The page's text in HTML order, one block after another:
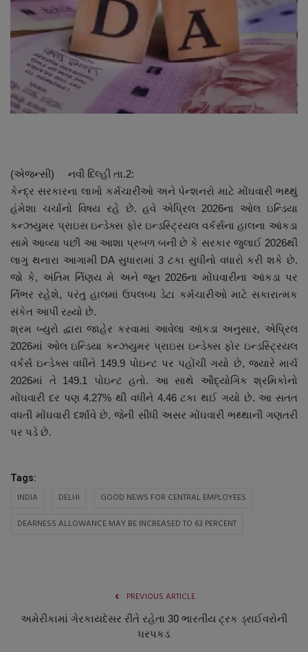
About Author
Contact
Dipotsav Special
આંતરરાષ્ટ્રીય
ગુજરાત
જુનાગઢ
Support US
બજારના સમાચાર
નાણાંકીય સમાચાર
સ્થાનિક સમાચાર
સ્પોર્ટ્સ
રાશિફળ
બોલિવૂડ
(એજન્સી) નવી દિલ્હી તા.2:
કેન્દ્ર સરકારના લાખો કર્મચારીઓ અને પેન્શનરો માટે મોંઘવારી ભથ્થું
હંમેશા ચર્ચાનો વિષય રહે છે. હવે એપ્રિલ 2026ના ઓલ ઇન્ડિયા
કન્ઝયુમર પ્રાઇસ ઇન્ડેક્સ ફોર ઇન્ડસ્ટ્રિયલ વર્કર્સના હાલના આંકડા
સામે આવ્યા પછી આ આશા પ્રબળ બની છે કે સરકાર જુલાઈ 2026થી
લાગુ થનારા આગામી DA સુધારામાં 3 ટકા સુધીનો વધારો કરી શકે છે.
જો કે, અંતિમ ર્નિણય મે અને જૂન 2026ના મોંઘવારીના આંકડા પર
ર્નિભર રહેશે, પરંતુ હાલમાં ઉપલબ્ધ ડેટા કર્મચારીઓ માટે સકારાત્મક
સંકેત આપી રહ્યો છે.
શ્રમ બ્યુરો દ્વારા જાહેર કરવામાં આવેલા આંકડા અનુસાર, એપ્રિલ
2026માં ઓલ ઇન્ડિયા કન્ઝયુમર પ્રાઇસ ઇન્ડેક્સ ફોર ઇન્ડસ્ટ્રિયલ
વર્કર્સ ઇન્ડેક્સ વધીને 149.9 પોઇન્ટ પર પહોંચી ગયો છે, જ્યારે માર્ચ
2026માં તે 149.1 પોઇન્ટ હતો. આ સાથે ઔદ્યોગિક શ્રમિકોનો
મોંઘવારી દર પણ 4.27% થી વધીને 4.46 ટકા થઈ ગયો છે. આ સતત
વધતી મોંઘવારી દર્શાવે છે, જેની સીધી અસર મોંઘવારી ભથ્થાની ગણતરી
પર પડે છે.
Tags:
INDIA DELHI
GOOD NEWS FOR CENTRAL EMPLOYEES
DEARNESS ALLOWANCE MAY BE INCREASED TO 63 PERCENT
PREVIOUS ARTICLE
અમેરીકામાં ગેરકાયદેસર રીતે રહેતા 30 ભારતીય ટ્રક ડ્રાઈવરોની
ધરપકડ